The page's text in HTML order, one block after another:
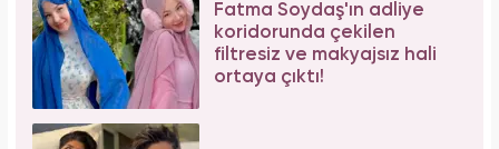
Fatma Soydaş'ın adliye
koridorunda çekilen
filtresiz ve makyajsız hali
ortaya çıktı!